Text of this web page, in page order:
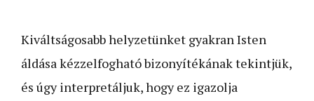
Kiváltságosabb helyzetünket gyakran Isten
áldása kézzelfogható bizonyítékának tekintjük,
és úgy interpretáljuk, hogy ez igazolja